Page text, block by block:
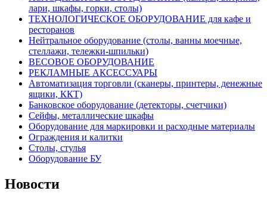
лари, шкафы, горки, столы)
ТЕХНОЛОГИЧЕСКОЕ ОБОРУДОВАНИЕ для кафе и
ресторанов
Нейтральное оборудование (столы, ванны моечные,
стеллажи, тележки-шпильки)
ВЕСОВОЕ ОБОРУДОВАНИЕ
РЕКЛАМНЫЕ АКСЕССУАРЫ
Автоматизация торговли (сканеры, принтеры, денежные
ящики, ККТ)
Банковское оборудование (детекторы, счетчики)
Сейфы, металлические шкафы
Оборудование для маркировки и расходные материалы
Ограждения и калитки
Столы, стулья
Оборудование БУ
Новости